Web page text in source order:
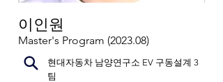
이인원
Master's Program (2023.08)
현대자동차 남양연구소 EV 구동설계 3
팀